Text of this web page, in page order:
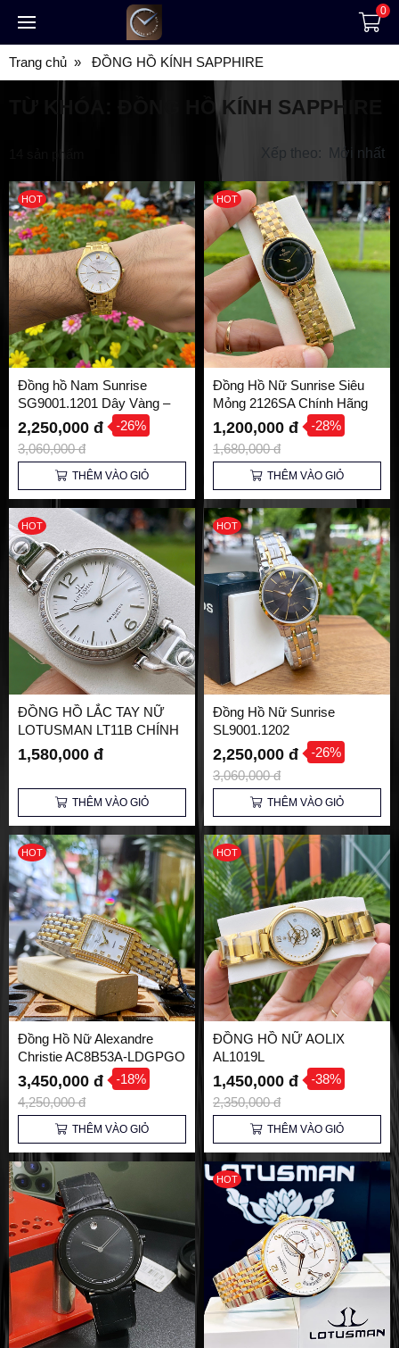
0
Trang chủ ĐỒNG HỒ KÍNH SAPPHIRE
TỪ KHÓA: ĐỒNG HỒ KÍNH SAPPHIRE
sản phẩm Xếp theo: Mới nhất
HOT
Đồng hồ Nam Sunrise
SG9001.1201 Dây Vàng –
Nâng tầm Phong cách Lịch
lãm
2,250,000 đ -26%
3,060,000 đ
THÊM VÀO GIỎ
HOT
Đồng Hồ Nữ Sunrise Siêu
Mỏng 2126SA Chính Hãng
1,200,000 đ -28%
1,680,000 đ
THÊM VÀO GIỎ
HOT
ĐỒNG HỒ LẮC TAY NỮ
LOTUSMAN LT11B CHÍNH
HÃNG
1,580,000 đ
THÊM VÀO GIỎ
HOT
Đồng Hồ Nữ Sunrise
SL9001.1202
2,250,000 đ -26%
3,060,000 đ
THÊM VÀO GIỎ
HOT
Đồng Hồ Nữ Alexandre
Christie AC8B53A-LDGPGO
Chính Hãng – Sang Trọng
Với Thiết Kế Mặt Chữ Nhật
Cá Tính
3,450,000 đ -18%
4,250,000 đ
THÊM VÀO GIỎ
HOT
ĐỒNG HỒ NỮ AOLIX
AL1019L
1,450,000 đ -38%
2,350,000 đ
THÊM VÀO GIỎ
HOT